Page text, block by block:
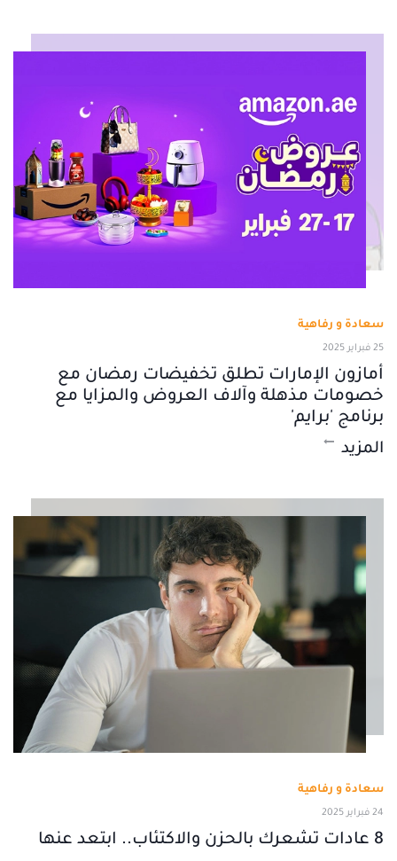
سعادة و رفاهية
25 فبراير 2025
أمازون الإمارات تطلق تخفيضات رمضان مع
خصومات مذهلة وآلاف العروض والمزايا مع
برنامج 'برايم'
المزيد
سعادة و رفاهية
24 فبراير 2025
8 عادات تشعرك بالحزن والاكتئاب.. ابتعد عنها